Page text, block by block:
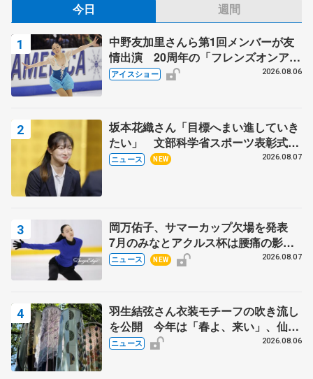
今日 週間
中野友加里さんら第1回メンバーが友
情出演 20周年の「フレンズオンアイ
ス」 宮本賢二さん、有川梨絵さん、
アイスショー 2026.08.06
坂本花織さん「目標へまい進していき
たい」 文部科学省スポーツ表彰式で
代表謝辞
ニュース NEW 2026.08.07
岡万佑子、サマーカップ欠場を発表
7月のみなとアクルス杯は腰痛の影響
で
ニュース NEW 2026.08.07
羽生結弦さん衣装モチーフの吹き流し
を公開 今年は「春よ、来い」、仙台
の瑞鳳殿
ニュース 2026.08.06